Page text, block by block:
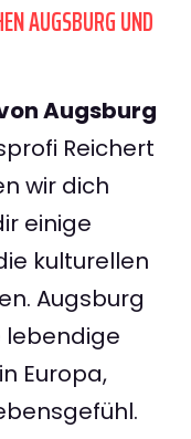
AUGSBURG UND
Augsburg
Reichert
wir dich
einige
kulturellen
Augsburg
lebendige
Europa,